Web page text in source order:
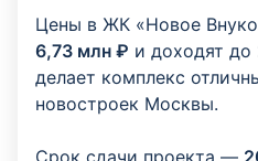
Цены в ЖК «Новое
6,73 млн ₽ и доходят до
делает комплекс
новостроек Москвы.
Срок сдачи проекта —